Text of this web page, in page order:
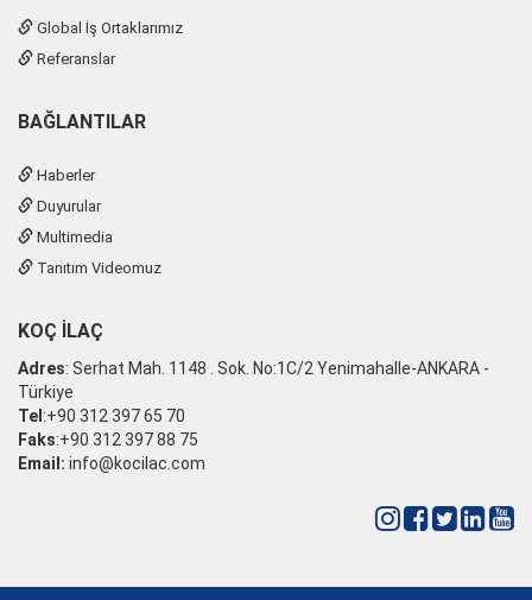
Global İş Ortaklarımız
Referanslar
BAĞLANTILAR
Haberler
Duyurular
Multimedia
Tanıtım Videomuz
KOÇ İLAÇ
Adres: Serhat Mah. 1148 . Sok. No:1C/2 Yenimahalle-ANKARA -
Türkiye
Tel :+90 312 397 65 70
Faks:+90 312 397 88 75
Email: info@kocilac.com